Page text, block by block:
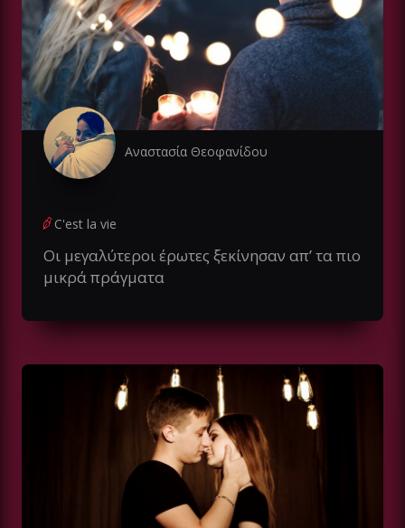
Αναστασία Θεοφανίδου
C'est la vie
Οι μεγαλύτεροι έρωτες ξεκίνησαν απ’ τα πιο
μικρά πράγματα